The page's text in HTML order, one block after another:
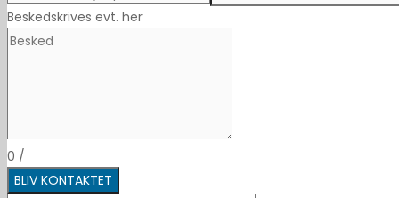
Beskedskrives evt. her
0 /
BLIV KONTAKTET